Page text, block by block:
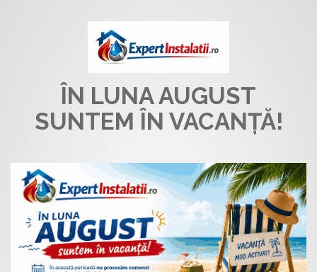
ÎN LUNA AUGUST
SUNTEM ÎN VACANȚĂ!